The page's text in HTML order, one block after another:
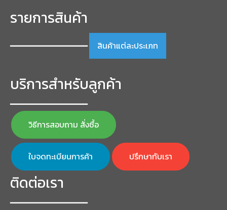
รายการสินค้า
━━━━━━━━━━━━━━━━━ สินค้าแต่ละประเภท
บริการสำหรับลูกค้า
━━━━━━━━━━━━━━━━━
วิธีการสอบถาม สั่งซื้อ
ใบจดทะเบียนการค้า ปรึกษากับเรา
ติดต่อเรา
━━━━━━━━━━━━━━━━━